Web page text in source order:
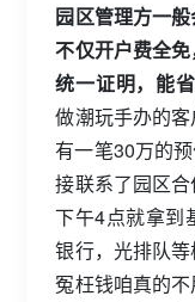
园区管理方一般
不仅开户费全
统一证明，能
做潮玩手办的
有一笔30万的
接联系了园区
下午4点就拿到
银行，光排队
冤枉钱咱真的